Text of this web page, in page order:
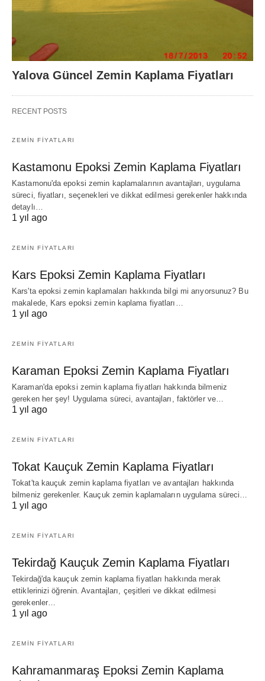
Yalova Güncel Zemin Kaplama Fiyatları
RECENT POSTS
ZEMIN FIYATLARI
Kastamonu Epoksi Zemin Kaplama Fiyatları
Kastamonu'da epoksi zemin kaplamalarının avantajları, uygulama
süreci, fiyatları, seçenekleri ve dikkat edilmesi gerekenler hakkında
detaylı…
1 yıl ago
ZEMIN FIYATLARI
Kars Epoksi Zemin Kaplama Fiyatları
Kars'ta epoksi zemin kaplamaları hakkında bilgi mi arıyorsunuz? Bu
makalede, Kars epoksi zemin kaplama fiyatları…
1 yıl ago
ZEMIN FIYATLARI
Karaman Epoksi Zemin Kaplama Fiyatları
Karaman'da epoksi zemin kaplama fiyatları hakkında bilmeniz
gereken her şey! Uygulama süreci, avantajları, faktörler ve…
1 yıl ago
ZEMIN FIYATLARI
Tokat Kauçuk Zemin Kaplama Fiyatları
Tokat'ta kauçuk zemin kaplama fiyatları ve avantajları hakkında
bilmeniz gerekenler. Kauçuk zemin kaplamaların uygulama süreci…
1 yıl ago
ZEMIN FIYATLARI
Tekirdağ Kauçuk Zemin Kaplama Fiyatları
Tekirdağ'da kauçuk zemin kaplama fiyatları hakkında merak
ettiklerinizi öğrenin. Avantajları, çeşitleri ve dikkat edilmesi
gerekenler…
1 yıl ago
ZEMIN FIYATLARI
Kahramanmaraş Epoksi Zemin Kaplama